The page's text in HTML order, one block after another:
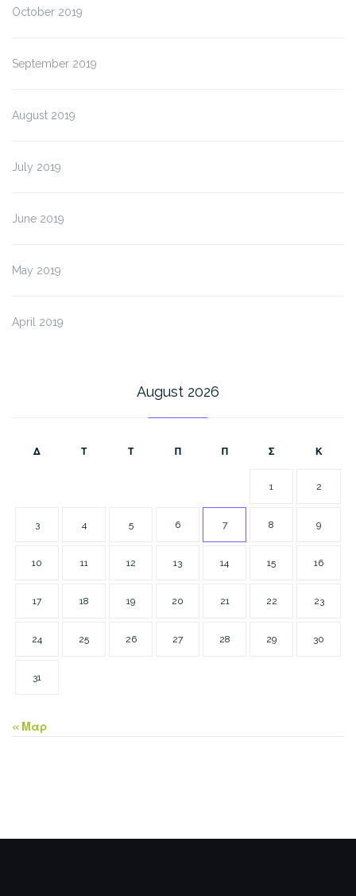
October 2019
September 2019
August 2019
July 2019
June 2019
May 2019
April 2019
August 2026
Δ Τ Τ Π Π Σ Κ
1 2
3 4 5 6 7 8 9
10 11 12 13 14 15 16
17 18 19 20 21 22 23
24 25 26 27 28 29 30
31
« Μαρ